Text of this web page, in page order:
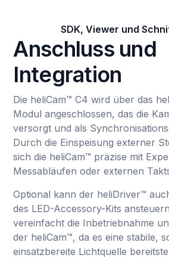
SDK, Viewer und
Anschluss und
Integration
Die heliCam™ C4 wird über das
Modul angeschlossen, das die
versorgt und als
Durch die Einspeisung externer
sich die heliCam™ präzise mit
Messabläufen oder externen
Optional kann der heliDriver™
des LED-Accessory-Kits
vereinfacht die Inbetriebnahme
der heliCam™, da es eine stabile,
einsatzbereite Lichtquelle